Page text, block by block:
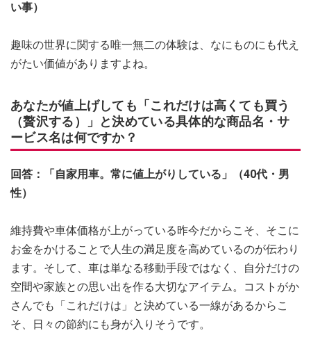
い事）
趣味の世界に関する唯一無二の体験は、なにものにも代え
がたい価値がありますよね。
あなたが値上げしても「これだけは高くても買う
（贅沢する）」と決めている具体的な商品名・サ
ービス名は何ですか？
回答：「自家用車。常に値上がりしている」（40代・男
性）
維持費や車体価格が上がっている昨今だからこそ、そこに
お金をかけることで人生の満足度を高めているのが伝わり
ます。そして、車は単なる移動手段ではなく、自分だけの
空間や家族との思い出を作る大切なアイテム。コストがか
さんでも「これだけは」と決めている一線があるからこ
そ、日々の節約にも身が入りそうです。